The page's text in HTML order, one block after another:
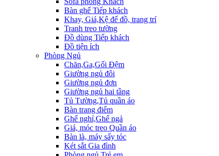
Bàn ghế Tiếp khách
Khay, Giá,Kệ để đồ, trang trí
Tranh treo tường
Đồ dùng Tiếp khách
Đồ tiện ích
Phòng Ngủ
Chăn,Ga,Gối Đệm
Giường ngủ đôi
Giường ngủ đơn
Giường ngủ hai tầng
Tủ Tường,Tủ quần áo
Bàn trang điểm
Ghế nghỉ,Ghế ngả
Giá, móc treo Quần áo
Bàn là, máy sấy tóc
Két sắt Gia đình